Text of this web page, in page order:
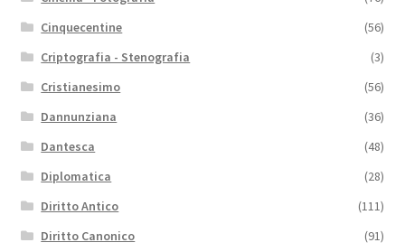
Cinquecentine
(56)
Criptografia - Stenografia
(3)
Cristianesimo
(56)
Dannunziana
(36)
Dantesca
(48)
Diplomatica
(28)
Diritto Antico
(111)
Diritto Canonico
(91)